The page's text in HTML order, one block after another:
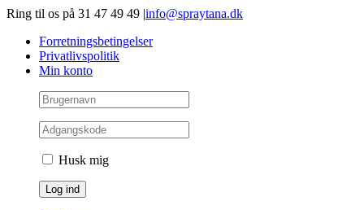
Gå
indhold
Ring til os på 31 47 49 49 |info@spraytana.dk
Forretningsbetingelser
Privatlivspolitik
Min konto
Husk mig